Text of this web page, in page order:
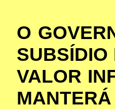
O
SUBSÍDIO
VALOR